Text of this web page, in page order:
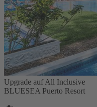
Upgrade auf All Inclusive
BLUESEA Puerto Resort